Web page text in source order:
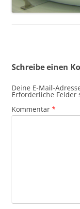
Schreibe einen
Deine E-Mail-
Erforderliche Felder
Kommentar *